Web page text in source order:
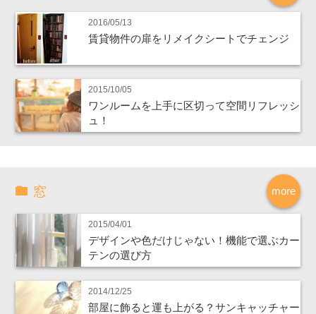
2016/05/13
賃貸物件の扉をリメイクシートでチェンジ
2015/10/05
ワンルームを上手に区切って空間リフレッシ
ュ！
more
窓
2015/04/01
デザインや色だけじゃない！機能で選ぶカー
テンの選び方
2014/12/25
部屋に飾ると運も上がる？サンキャッチャー